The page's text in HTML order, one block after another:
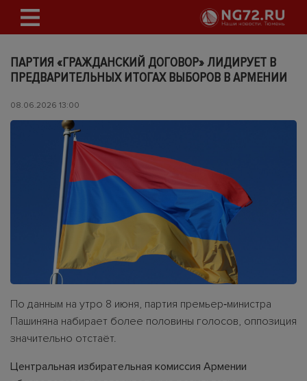
ПАРТИЯ «ГРАЖДАНСКИЙ ДОГОВОР» ЛИДИРУЕТ В
ПРЕДВАРИТЕЛЬНЫХ ИТОГАХ ВЫБОРОВ В АРМЕНИИ
08.06.2026 13:00
По данным на утро 8 июня, партия премьер‑министра
Пашиняна набирает более половины голосов, оппозиция
значительно отстаёт.
Центральная избирательная комиссия Армении